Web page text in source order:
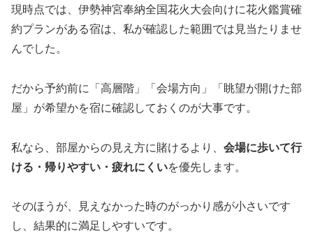
現時点では、伊勢神宮奉納全国花火大会向けに花火鑑賞確
約プランがある宿は、私が確認した範囲では見当たりませ
んでした。
だから予約前に「高層階」「会場方向」「眺望が開けた部
屋」が希望かを宿に確認しておくのが大事です。
私なら、部屋からの見え方に賭けるより、 会場に歩いて行
ける・帰りやすい・疲れにくいを優先します。
そのほうが、見えなかった時のがっかり感が小さいです
し、結果的に満足しやすいです。